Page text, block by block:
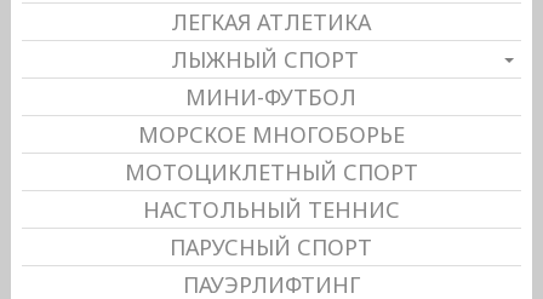
ЛЕГКАЯ АТЛЕТИКА
ЛЫЖНЫЙ СПОРТ
МИНИ-ФУТБОЛ
МОРСКОЕ МНОГОБОРЬЕ
МОТОЦИКЛЕТНЫЙ СПОРТ
НАСТОЛЬНЫЙ ТЕННИС
ПАРУСНЫЙ СПОРТ
ПАУЭРЛИФТИНГ